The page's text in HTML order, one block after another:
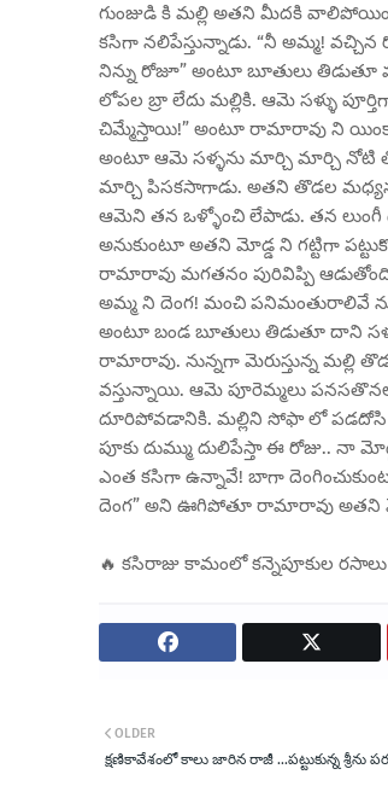
గుంజుడి కి మల్లి అతని మీదకి
కసిగా నలిపేస్తున్నాడు. “నీ అమ్మ!
నిన్ను రోజూ” అంటూ బూతులు
లోపల బ్రా లేదు మల్లికి. ఆమె సళ్ళు
చిమ్మేస్తాయి!” అంటూ రామారావు ని
అంటూ ఆమె సళ్ళను మార్చి మార్చి నోటి
మార్చి పిసకసాగాడు. అతని తొడల
ఆమెని తన ఒళ్ళోంచి లేపాడు. తన
అనుకుంటూ అతని మోడ్డ ని గట్టిగా
రామారావు మగతనం పురివిప్పి
అమ్మ ని దెంగ! మంచి పనిమంతురాలివే
అంటూ బండ బూతులు తిడుతూ దాని
రామారావు. నున్నగా మెరుస్తున్న మల్లి
వస్తున్నాయి. ఆమె పూరెమ్మలు
దూరిపోవడానికి. మల్లిని సోఫా లో పడదోసి
పూకు దుమ్ము దులిపేస్తా ఈ రోజు.. నా
ఎంత కసిగా ఉన్నావే! బాగా
దెంగ” అని ఊగిపోతూ రామారావు అతని
🔥 కసిరాజు కామంలో కన్నెపూకుల రసాలు
OLDER
క్షణికావేశంలో కాలు జారిన రాజీ ...పట్టుకున్న శ్రీను